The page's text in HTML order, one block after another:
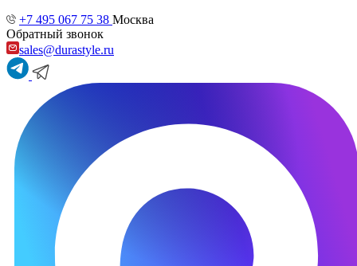
+7 495 067 75 38 Москва
Обратный звонок
sales@durastyle.ru